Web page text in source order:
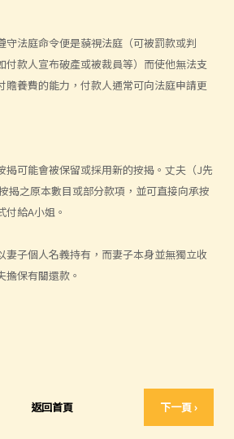
守法庭命令便是藐視法庭（可被罰款或判
付款人宣布破產或被裁員等）而使他無法支
贍養費的能力，付款人通常可向法庭申請更
揭可能會被保留或採用新的按揭。丈夫（J先
揭之原本數目或部分款項，並可直接向承按
付給A小姐。
妻子個人名義持有，而妻子本身並無獨立收
擔保有關還款。
返回首頁 下一頁 ›
，我可以不經他/她同意而申請離婚嗎？我可
少於2年，呈請人能否以遺棄理由為依據？
，是否可以以兩年分居作為離婚理由？
有關程序的簡介）
請時，我該怎麼辦？我應該聘請律師還是可以
我的伴侶結婚；但是，我們丟失了結婚證書，
發結婚證。 在這種情況下，我如何在香港申
住在一起，呈請人可以直接將呈請書送達答
，如果申請人沒有申請將判令定為絕對離婚令
過填寫表格5來啟動程序嗎？